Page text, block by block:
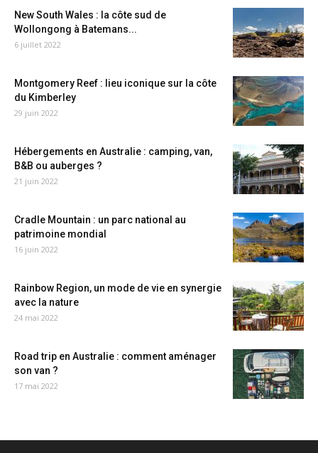
New South Wales : la côte sud de
Wollongong à Batemans...
6 juillet 2022
Montgomery Reef : lieu iconique sur la côte
du Kimberley
29 juin 2022
Hébergements en Australie : camping, van,
B&B ou auberges ?
21 juin 2022
Cradle Mountain : un parc national au
patrimoine mondial
16 juin 2022
Rainbow Region, un mode de vie en synergie
avec la nature
24 mai 2022
Road trip en Australie : comment aménager
son van ?
17 mai 2022